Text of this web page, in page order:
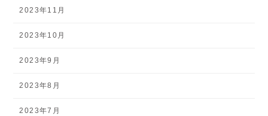
2023年11月
2023年10月
2023年9月
2023年8月
2023年7月